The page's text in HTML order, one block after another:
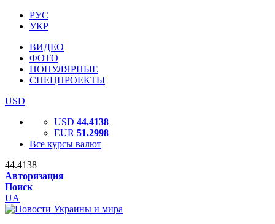
РУС
УКР
ВИДЕО
ФОТО
ПОПУЛЯРНЫЕ
СПЕЦПРОЕКТЫ
USD
USD 44.4138
EUR 51.2998
Все курсы валют
44.4138
Авторизация
Поиск
UA